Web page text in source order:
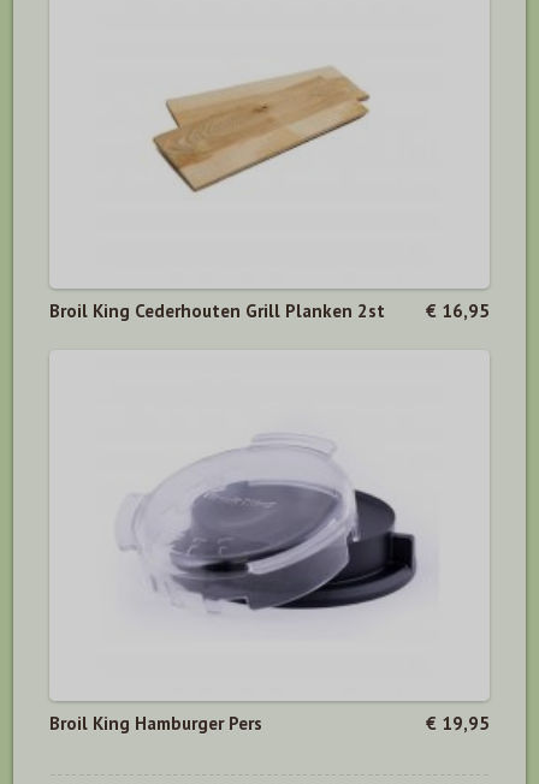
Broil King Cederhouten Grill Planken 2st € 16,95
Broil King Hamburger Pers € 19,95